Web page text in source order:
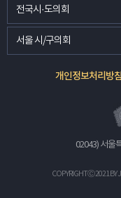
전국시·도의회
서울 시/구의회
개인정보처리방침
02043) 서울
COPYRIGHTⒸ 2021 BY